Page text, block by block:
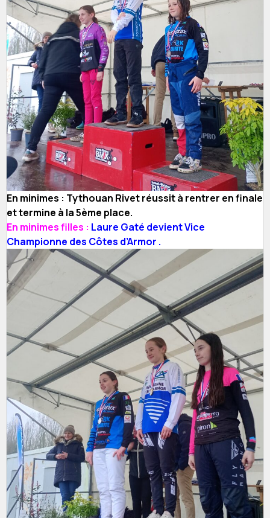
En minimes : Tythouan Rivet réussit à rentrer en finale
et termine à la 5ème place.
En minimes filles : Laure Gaté devient Vice
Championne des Côtes d’Armor .